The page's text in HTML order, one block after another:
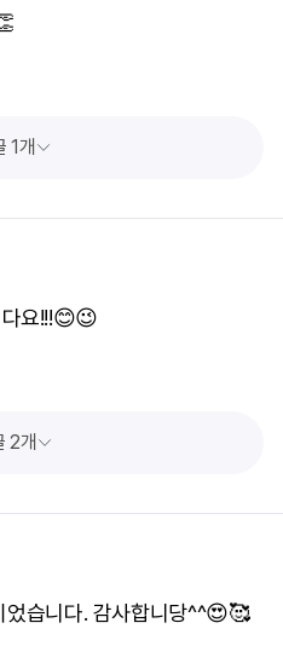
1개
요!!!😊😉
2개
습니다. 감사합니당^^😍🥰